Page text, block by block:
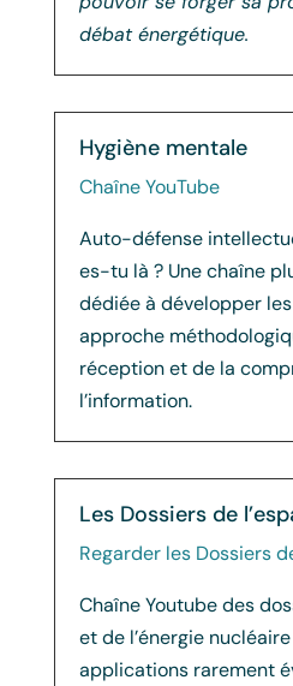
débat énergétique.
Hygiène mentale
Chaîne YouTube
Auto-défense
es-tu là ? Une chaîne
dédiée à développer
approche
réception et de la
l’information.
Les Dossiers de
Regarder les Dossiers
Chaîne Youtube des
et de l’énergie
applications rarement